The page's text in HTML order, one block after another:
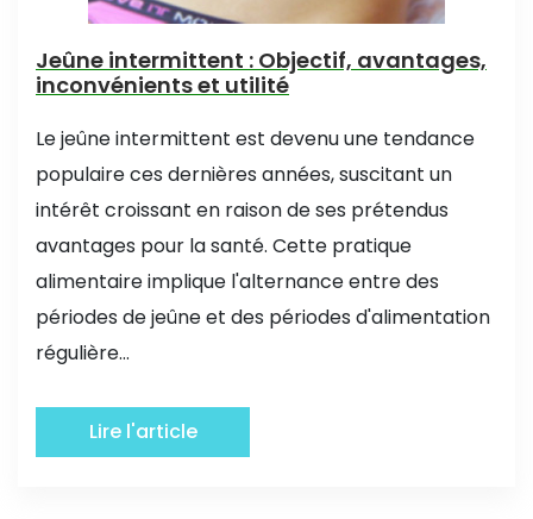
Jeûne intermittent : Objectif, avantages,
inconvénients et utilité
Le jeûne intermittent est devenu une tendance
populaire ces dernières années, suscitant un
intérêt croissant en raison de ses prétendus
avantages pour la santé. Cette pratique
alimentaire implique l'alternance entre des
périodes de jeûne et des périodes d'alimentation
régulière...
Lire l'article